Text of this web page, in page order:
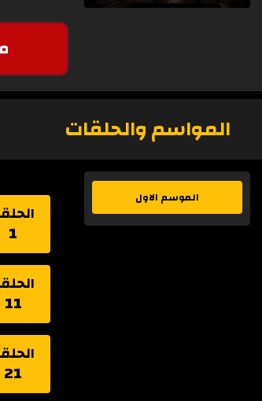
المواسم والحلقات
الموسم الاول
1
11
21